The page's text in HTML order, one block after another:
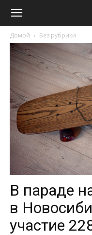
Домой Без рубрики
В параде
в
участие